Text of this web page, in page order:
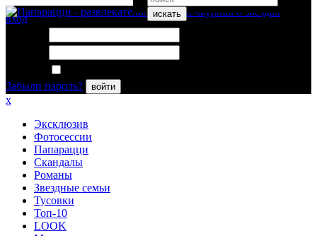
искать
вход
Забыли пароль?
войти
x
Эксклюзив
Фотосессии
Папарацци
Скандалы
Романы
Звездные семьи
Тусовки
Топ-10
LOOK